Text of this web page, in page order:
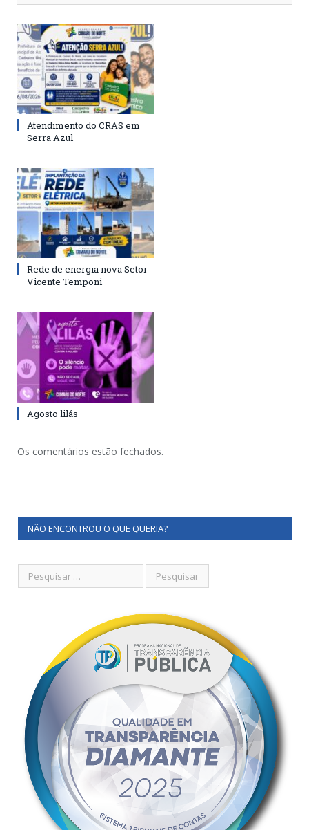
Atendimento do CRAS em
Serra Azul
Rede de energia nova Setor
Vicente Temponi
Agosto lilás
Os comentários estão fechados.
NÃO ENCONTROU O QUE QUERIA?